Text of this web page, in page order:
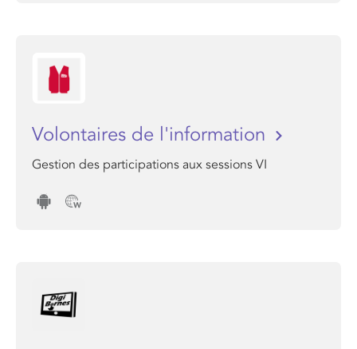
Volontaires de l'information
Gestion des participations aux sessions VI